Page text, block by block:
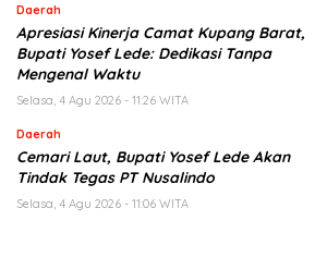
Daerah
Apresiasi Kinerja Camat Kupang Barat,
Bupati Yosef Lede: Dedikasi Tanpa
Mengenal Waktu
Selasa, 4 Agu 2026 - 11:26 WITA
Daerah
Cemari Laut, Bupati Yosef Lede Akan
Tindak Tegas PT Nusalindo
Selasa, 4 Agu 2026 - 11:06 WITA